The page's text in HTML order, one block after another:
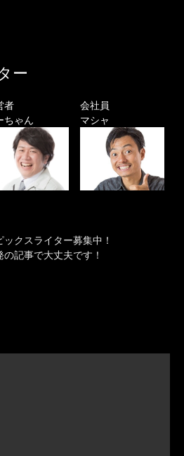
ー
者
ちゃん
会社員
マシャ
ックスライター募集中！
の記事で大丈夫です！